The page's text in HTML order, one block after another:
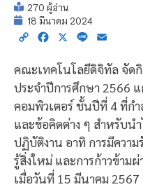
270 ผู้อ่าน
18 มีนาคม 2024
Copy Facebook
X Line
คณะเทคโนโลยีดิจิทัล จัด
ประจำปีการศึกษา 2566
คอมพิวเตอร์ ชั้นปีที่ 4 ที่ก
และข้อคิดต่าง ๆ สำหรับน
ปฏิบัติงาน อาทิ การมีควา
รู้สิ่งใหม่ และการก้าวข้าม
เมื่อวันที่ 15 มีนาคม